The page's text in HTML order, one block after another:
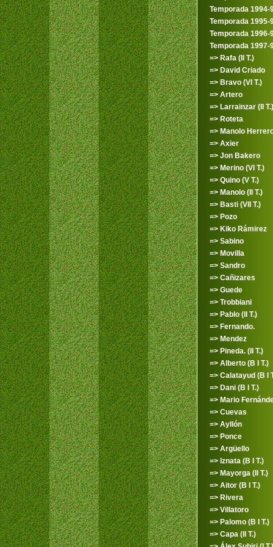
Temporada 1994-
Temporada 1995-
Temporada 1996-
Temporada 1997-
=> Rafa (II T.)
=> David Criado
=> Bravo (VI T.)
=> Artero
=> Larrainzar (II T.)
=> Roteta
=> Manolo
=> Axier
=> Jon Bakero
=> Merino (VI T.)
=> Quino (V T.)
=> Manolo (II T.)
=> Basti (VII T.)
=> Pozo
=> Kiko Rámirez
=> Sabino
=> Movilla
=> Sandro
=> Cañizares
=> Guede
=> Trobbiani
=> Pablo (II T.)
=> Fernando.
=> Mendez
=> Pineda. (II T.)
=> Alberto (B I T.)
=> Calatayud (B I
=> Dani (B I T.)
=> Mario
=> Cuevas
=> Ayllón
=> Ponce
=> Argüello
=> Iznata (B I T.)
=> Mayorga (II T.)
=> Aitor (B I T.)
=> Rivera
=> Villatoro
=> Palomo (B I T.)
=> Capa (II T.)